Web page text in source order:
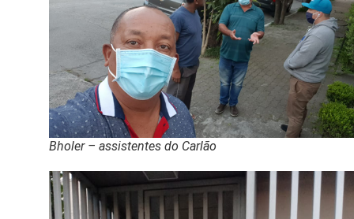
Bholer – assistentes do Carlão